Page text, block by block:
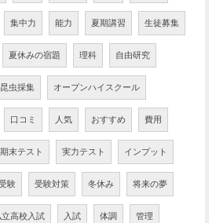
集中力 能力 夏期講習 生徒募集
夏休みの宿題 理科 自由研究
昆虫採集 オープンハイスクール
口コミ 人気 おすすめ 費用
期末テスト 実力テスト インプット
験 受験対策 冬休み 将来の夢
立高校入試 入試 体調 管理